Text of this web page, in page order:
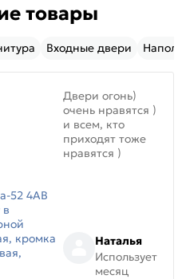
товары
Входные двери
52 4AB
кромка
Двери огонь)
очень нравятся )
и всем, кто
приходят тоже
нравятся )
Наталья
Использует
месяц